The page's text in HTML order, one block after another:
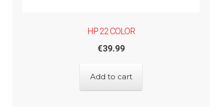
HP 22 COLOR
€39.99
Add to cart